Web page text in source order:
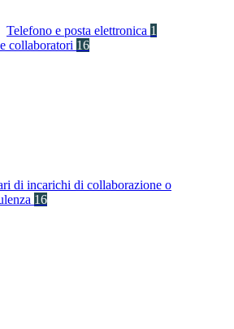
Telefono e posta elettronica 1
collaboratori 16
di incarichi di collaborazione o
16